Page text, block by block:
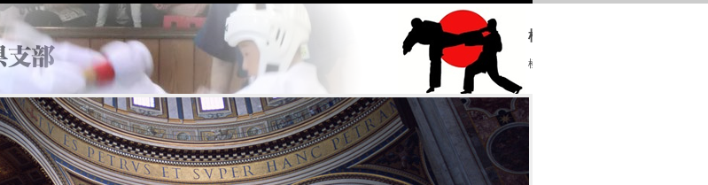
極真会館 大分県支部
極真会館 大分県支部 ホームページへ